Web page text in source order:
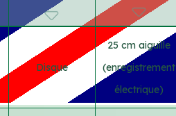
Disque
25 cm aiguille
(enregistrement
électrique)